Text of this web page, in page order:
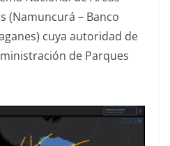
(Namuncurá – Banco
cuya autoridad de
de Parques